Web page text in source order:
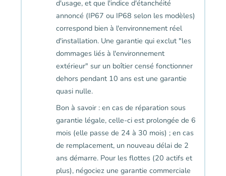
d'usage, et que l'indice d'étanchéité
annoncé (IP67 ou IP68 selon les modèles)
correspond bien à l'environnement réel
d'installation. Une garantie qui exclut "les
dommages liés à l'environnement
extérieur" sur un boîtier censé fonctionner
dehors pendant 10 ans est une garantie
quasi nulle.
Bon à savoir : en cas de réparation sous
garantie légale, celle-ci est prolongée de 6
mois (elle passe de 24 à 30 mois) ; en cas
de remplacement, un nouveau délai de 2
ans démarre. Pour les flottes (20 actifs et
plus), négociez une garantie commerciale